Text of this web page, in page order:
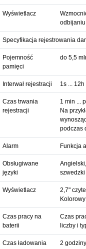
Wyświetlacz
odbijaniu
Specyfikacja rejestrowania
Pojemność
pamięci
do 5,5
Interwał rejestracji 1s ... 12h
Czas trwania
rejestracji
1 min ...
Na
podczas
Alarm Funkcja
Obsługiwane
języki
szwedzki
Wyświetlacz
2,7"
Czas pracy na
baterii
Czas
liczby i
Czas ładowania 2 godziny